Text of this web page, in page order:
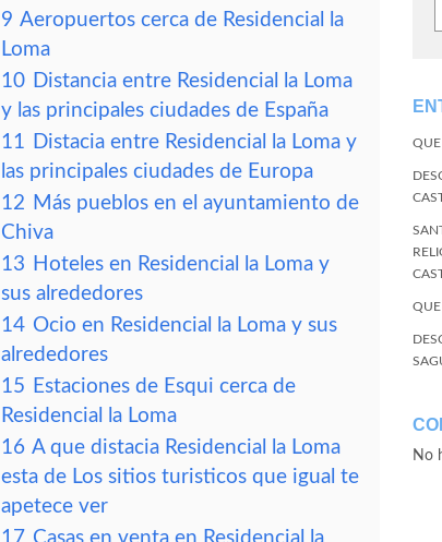
9 Aeropuertos cerca de Residencial la
Loma
10 Distancia entre Residencial la Loma
y las principales ciudades de España
11 Distacia entre Residencial la Loma y
las principales ciudades de Europa
12 Más pueblos en el ayuntamiento de
Chiva
13 Hoteles en Residencial la Loma y
sus alrededores
14 Ocio en Residencial la Loma y sus
alrededores
15 Estaciones de Esqui cerca de
Residencial la Loma
16 A que distacia Residencial la Loma
esta de Los sitios turisticos que igual te
apetece ver
QUE
QUE
No